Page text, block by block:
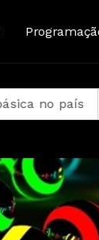
CBF reforça